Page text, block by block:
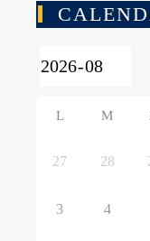
L M
27 28
3 4